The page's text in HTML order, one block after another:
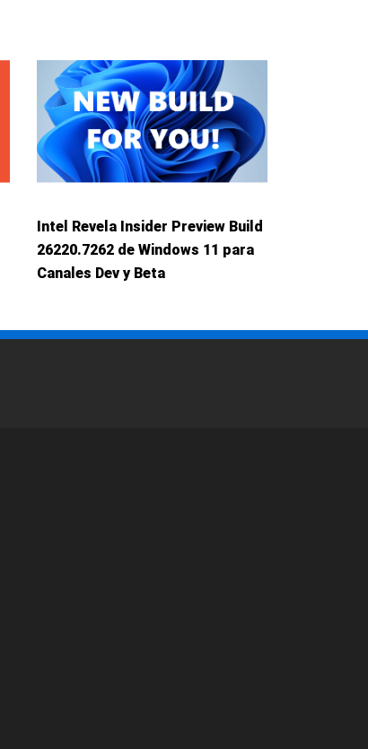
Intel Revela Insider Preview Build
26220.7262 de Windows 11 para
Canales Dev y Beta